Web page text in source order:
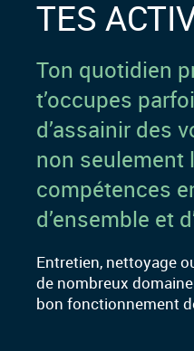
TES
Ton quotidien
t’occupes
d’assainir des
non seulement
compétences
d’ensemble et
Entretien, nettoyage
de nombreux
bon fonctionnement